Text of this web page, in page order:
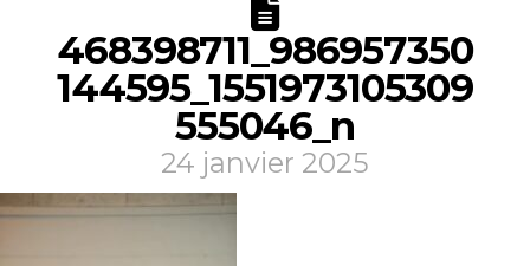
468398711_986957350
144595_1551973105309
555046_n
24 janvier 2025